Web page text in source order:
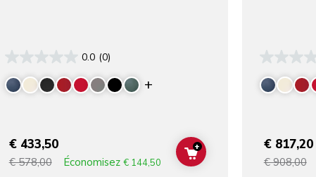
0.0 (0)
Display more colors
€ 433,50
€ 578,00 Économisez € 144,50 ADD TO CART
+ € 817,20
€ 908,00